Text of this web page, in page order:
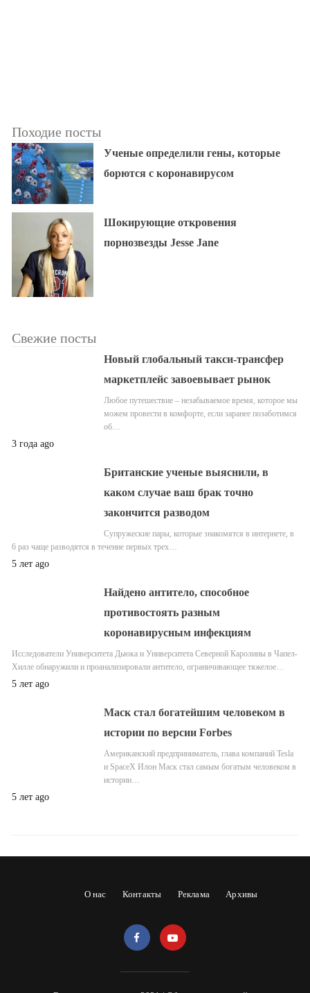
Походие посты
Ученые определили гены, которые
борются с коронавирусом
Шокирующие откровения
порнозвезды Jesse Jane
Свежие посты
Новый глобальный такси-трансфер
маркетплейс завоевывает рынок
Любое путешествие – незабываемое время, которое мы
можем провести в комфорте, если заранее позаботимся
об…
3 года ago
Британские ученые выяснили, в
каком случае ваш брак точно
закончится разводом
Супружеские пары, которые знакомятся в интернете, в
6 раз чаще разводятся в течение первых трех…
5 лет ago
Найдено антитело, способное
противостоять разным
коронавирусным инфекциям
Исследователи Университета Дьюка и Университета Северной Каролины в Чапел-
Хилле обнаружили и проанализировали антитело, ограничивающее тяжелое…
5 лет ago
Маск стал богатейшим человеком в
истории по версии Forbes
Американский предприниматель, глава компаний Tesla
и SpaceX Илон Маск стал самым богатым человеком в
истории…
5 лет ago
О нас Контакты Реклама Архивы